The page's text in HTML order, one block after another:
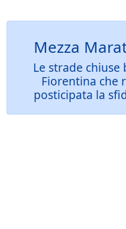
Mezza
Le strade chiuse
Fiorentina che
posticipata la